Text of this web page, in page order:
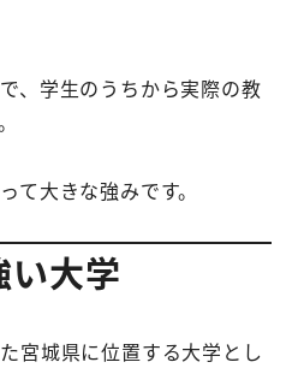
、学生のうちから実際の教
て大きな強みです。
い大学
宮城県に位置する大学とし